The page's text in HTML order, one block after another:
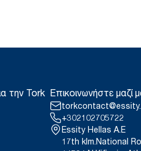
την Tork Επικοινωνήστε μαζί
+302102705722
Essity Hellas A.E
17th klm.National